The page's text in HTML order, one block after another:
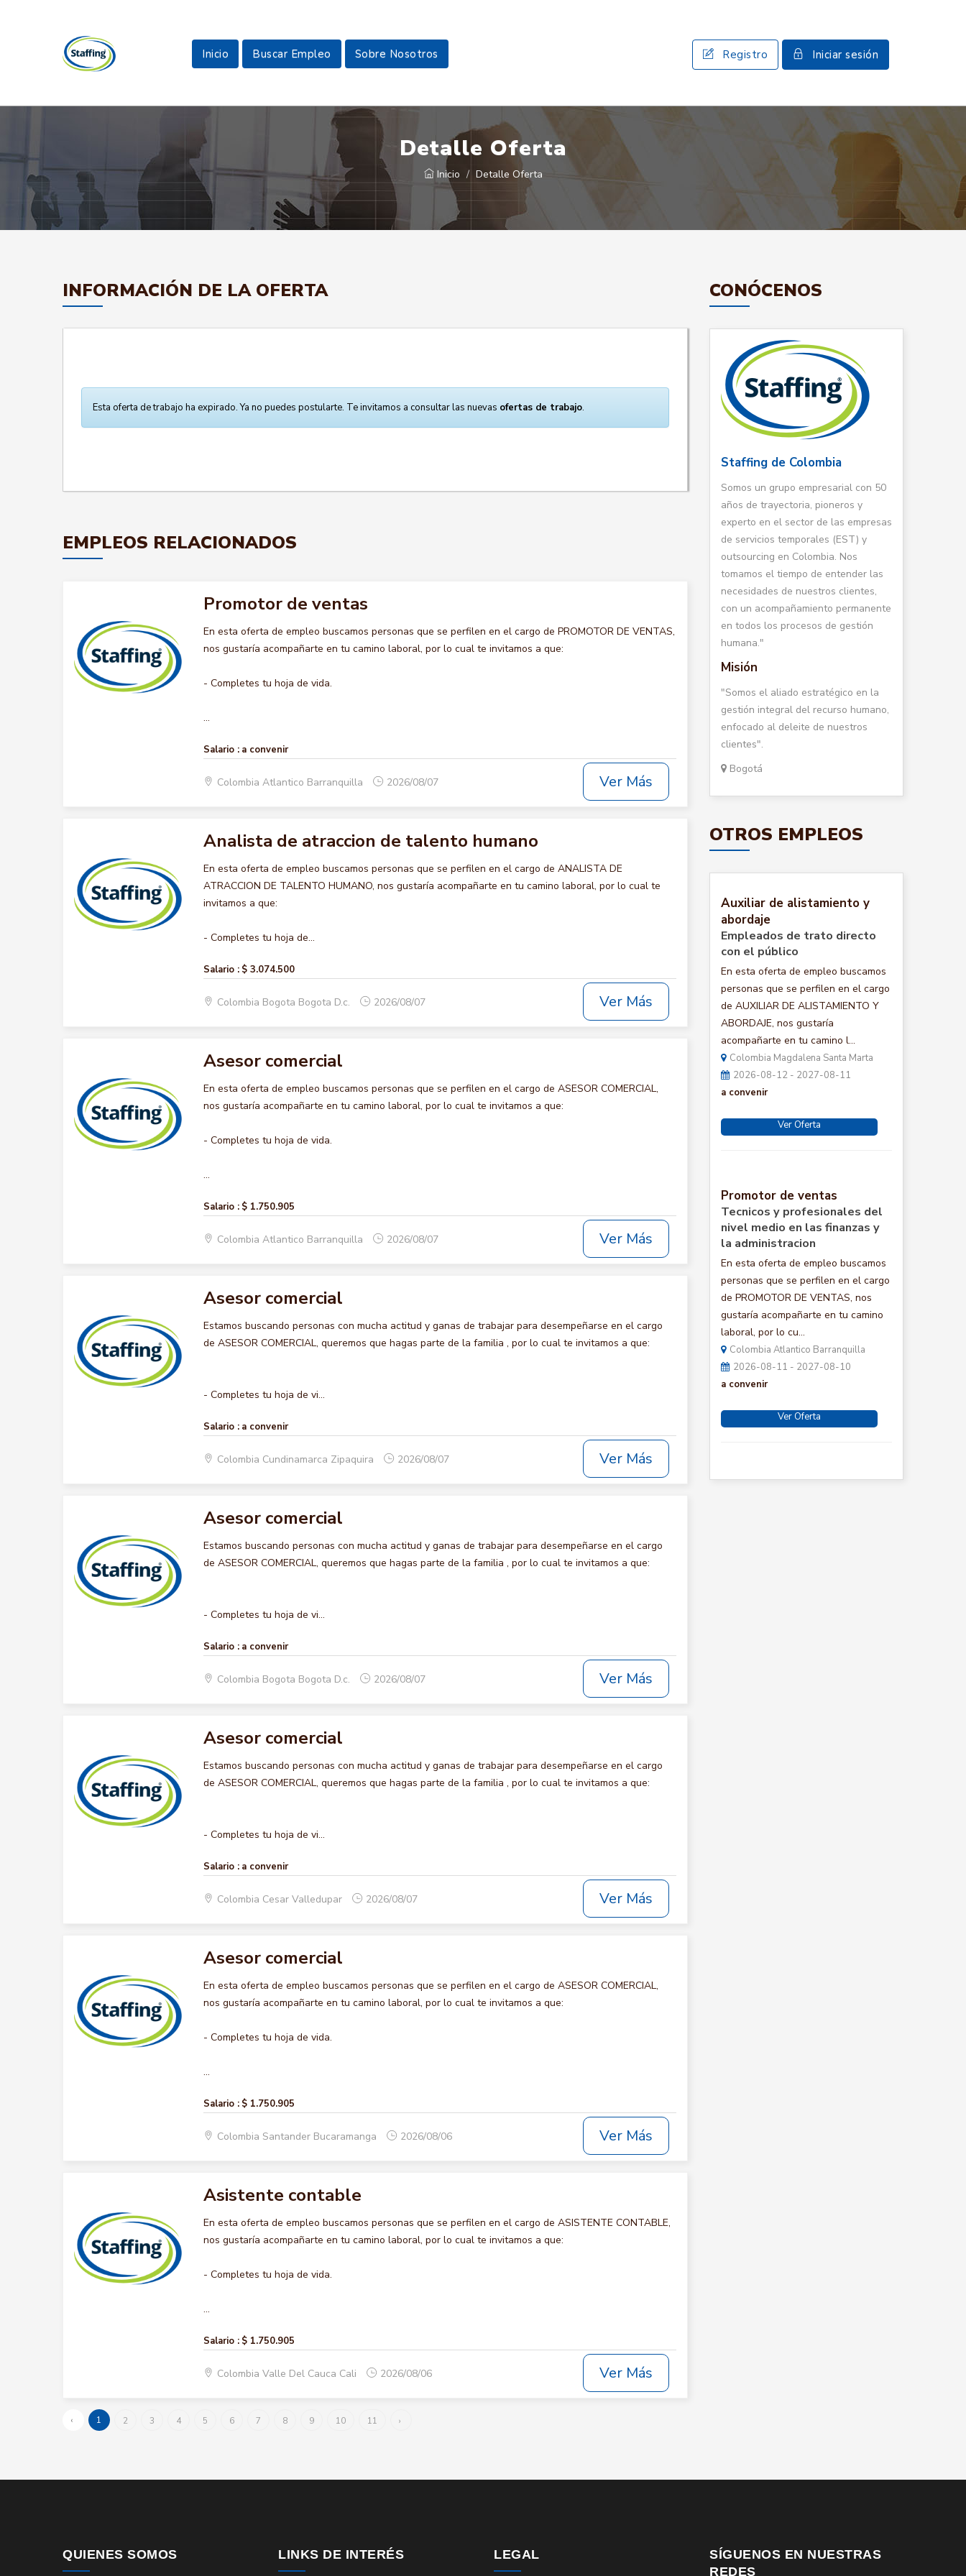
Inicio Buscar Empleo Sobre Nosotros Registro Iniciar sesión
Detalle Oferta
Inicio Detalle Oferta
INFORMACIÓN DE LA OFERTA
Esta oferta de trabajo ha expirado. Ya no puedes postularte. Te invitamos a consultar las nuevas ofertas de trabajo.
EMPLEOS RELACIONADOS
Promotor de ventas
En esta oferta de empleo buscamos personas que se perfilen en el cargo de PROMOTOR DE VENTAS,
nos gustaría acompañarte en tu camino laboral, por lo cual te invitamos a que:
- Completes tu hoja de vida.
...
Salario : a convenir
Colombia Atlantico Barranquilla 2026/08/07 Ver Más
Analista de atraccion de talento humano
En esta oferta de empleo buscamos personas que se perfilen en el cargo de ANALISTA DE
ATRACCION DE TALENTO HUMANO, nos gustaría acompañarte en tu camino laboral, por lo cual te
invitamos a que:
- Completes tu hoja de...
Salario : $ 3.074.500
Colombia Bogota Bogota D.c. 2026/08/07 Ver Más
Asesor comercial
En esta oferta de empleo buscamos personas que se perfilen en el cargo de ASESOR COMERCIAL,
nos gustaría acompañarte en tu camino laboral, por lo cual te invitamos a que:
- Completes tu hoja de vida.
...
Salario : $ 1.750.905
Colombia Atlantico Barranquilla 2026/08/07 Ver Más
Asesor comercial
Estamos buscando personas con mucha actitud y ganas de trabajar para desempeñarse en el cargo
de ASESOR COMERCIAL, queremos que hagas parte de la familia , por lo cual te invitamos a que:
- Completes tu hoja de vi...
Salario : a convenir
Colombia Cundinamarca Zipaquira 2026/08/07 Ver Más
Asesor comercial
Estamos buscando personas con mucha actitud y ganas de trabajar para desempeñarse en el cargo
de ASESOR COMERCIAL, queremos que hagas parte de la familia , por lo cual te invitamos a que:
- Completes tu hoja de vi...
Salario : a convenir
Colombia Bogota Bogota D.c. 2026/08/07 Ver Más
Asesor comercial
Estamos buscando personas con mucha actitud y ganas de trabajar para desempeñarse en el cargo
de ASESOR COMERCIAL, queremos que hagas parte de la familia , por lo cual te invitamos a que:
- Completes tu hoja de vi...
Salario : a convenir
Colombia Cesar Valledupar 2026/08/07 Ver Más
Asesor comercial
En esta oferta de empleo buscamos personas que se perfilen en el cargo de ASESOR COMERCIAL,
nos gustaría acompañarte en tu camino laboral, por lo cual te invitamos a que:
- Completes tu hoja de vida.
...
Salario : $ 1.750.905
Colombia Santander Bucaramanga 2026/08/06 Ver Más
Asistente contable
En esta oferta de empleo buscamos personas que se perfilen en el cargo de ASISTENTE CONTABLE,
nos gustaría acompañarte en tu camino laboral, por lo cual te invitamos a que:
- Completes tu hoja de vida.
...
Salario : $ 1.750.905
Colombia Valle Del Cauca Cali 2026/08/06 Ver Más
‹ 1 2 3 4 5 6 7 8 9 10 11 ›
CONÓCENOS
Staffing de Colombia
Somos un grupo empresarial con 50
años de trayectoria, pioneros y
experto en el sector de las empresas
de servicios temporales (EST) y
outsourcing en Colombia. Nos
tomamos el tiempo de entender las
necesidades de nuestros clientes,
con un acompañamiento permanente
en todos los procesos de gestión
humana."
Misión
"Somos el aliado estratégico en la
gestión integral del recurso humano,
enfocado al deleite de nuestros
clientes".
Bogotá
OTROS EMPLEOS
Auxiliar de alistamiento y
abordaje
Empleados de trato directo
con el público
En esta oferta de empleo buscamos
personas que se perfilen en el cargo
de AUXILIAR DE ALISTAMIENTO Y
ABORDAJE, nos gustaría
acompañarte en tu camino l...
Colombia Magdalena Santa Marta
2026-08-12 - 2027-08-11
a convenir
Ver Oferta
Promotor de ventas
Tecnicos y profesionales del
nivel medio en las finanzas y
la administracion
En esta oferta de empleo buscamos
personas que se perfilen en el cargo
de PROMOTOR DE VENTAS, nos
gustaría acompañarte en tu camino
laboral, por lo cu...
Colombia Atlantico Barranquilla
2026-08-11 - 2027-08-10
a convenir
Ver Oferta
QUIENES SOMOS LINKS DE INTERÉS LEGAL
SÍGUENOS EN NUESTRAS
REDES